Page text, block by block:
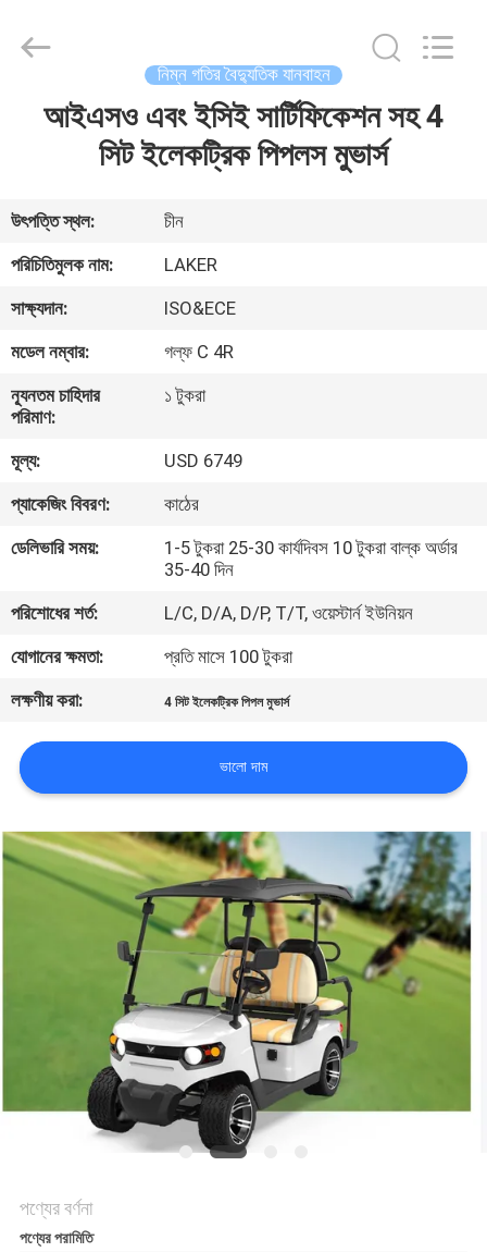
আমাদের
সম্পর্কে
কারখানা
ভ্রমণ
মান
নিয়ন্ত্রণ
সাথে
যোগাযোগ
করুন
খবর
সাইট
ম্যাপ
CO.,LIMITED.
নিম্ন গতির বৈদ্যুতিক যানবাহন
আইএসও এবং ইসিই সার্টিফিকেশন সহ 4
সিট ইলেকট্রিক পিপলস মুভার্স
উৎপত্তি স্থল:
চীন
পরিচিতিমুলক নাম:
LAKER
সাক্ষ্যদান:
ISO&ECE
মডেল নম্বার:
গল্ফ C 4R
ন্যূনতম চাহিদার
পরিমাণ:
১ টুকরা
মূল্য:
USD 6749
প্যাকেজিং বিবরণ:
কাঠের
ডেলিভারি সময়:
1-5 টুকরা 25-30 কার্যদিবস 10 টুকরা বাল্ক অর্ডার
35-40 দিন
পরিশোধের শর্ত:
L/C, D/A, D/P, T/T, ওয়েস্টার্ন ইউনিয়ন
যোগানের ক্ষমতা:
প্রতি মাসে 100 টুকরা
লক্ষণীয় করা:
4 সিট ইলেকট্রিক পিপল মুভার্স
ভালো দাম
পণ্যের বর্ণনা
পণ্যের পরামিতি